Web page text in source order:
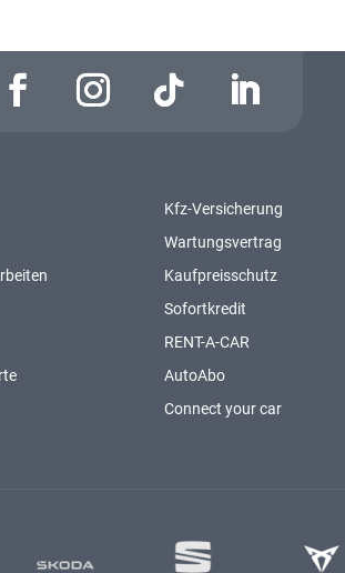
Kfz-Versicherung
Wartungsvertrag
Kaufpreisschutz
Sofortkredit
RENT-A-CAR
AutoAbo
Connect your car